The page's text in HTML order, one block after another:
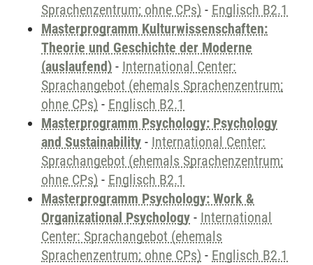
Sprachenzentrum; ohne CPs) - Englisch B2.1
Masterprogramm Kulturwissenschaften:
Theorie und Geschichte der Moderne
(auslaufend) - International Center:
Sprachangebot (ehemals Sprachenzentrum;
ohne CPs) - Englisch B2.1
Masterprogramm Psychology: Psychology
and Sustainability - International Center:
Sprachangebot (ehemals Sprachenzentrum;
ohne CPs) - Englisch B2.1
Masterprogramm Psychology: Work &
Organizational Psychology - International
Center: Sprachangebot (ehemals
Sprachenzentrum; ohne CPs) - Englisch B2.1